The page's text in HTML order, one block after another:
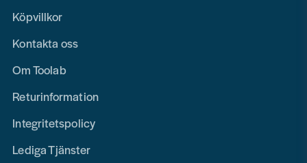
Köpvillkor
Kontakta oss
Om Toolab
Returinformation
Integritetspolicy
Lediga Tjänster